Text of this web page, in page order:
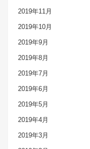
2019年11月
2019年10月
2019年9月
2019年8月
2019年7月
2019年6月
2019年5月
2019年4月
2019年3月